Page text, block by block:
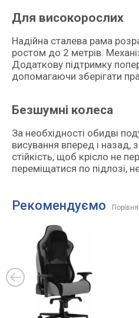
Для високорослих
Надійна сталева рама
ростом до 2 метрів.
Додаткову підтримку
допомагаючи зберігати
Безшумні колеса
За необхідності обидві
висування вперед і
стійкість, щоб крісло не
переміщатися по підлозі,
Рекомендуємо